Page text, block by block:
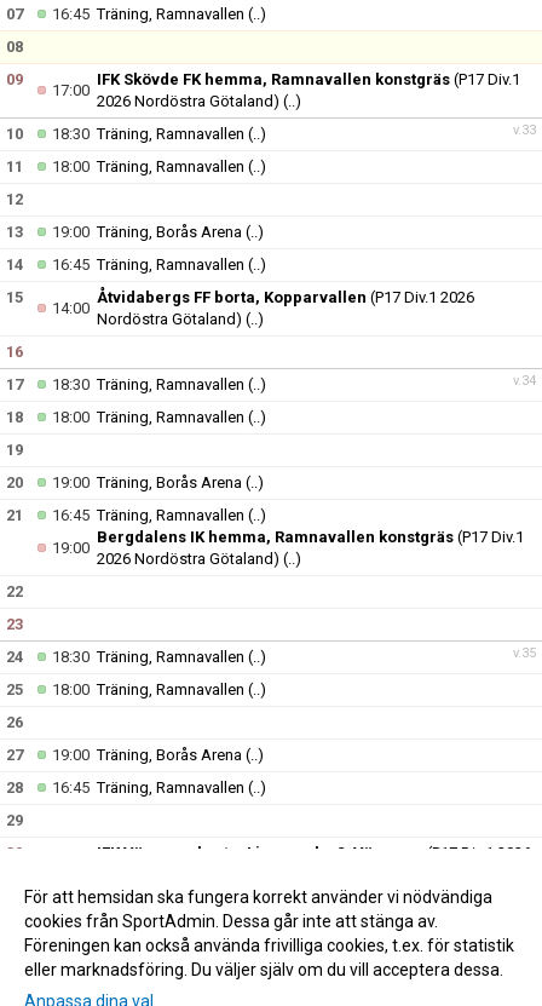
07
16:45Träning, Ramnavallen (..)
08
09
17:00
IFK Skövde FK hemma, Ramnavallen konstgräs (P17 Div.1
2026 Nordöstra Götaland) (..)
v.33
10 18:30Träning, Ramnavallen (..)
11
18:00Träning, Ramnavallen (..)
12
13
19:00Träning, Borås Arena (..)
14
16:45Träning, Ramnavallen (..)
15
14:00
Åtvidabergs FF borta, Kopparvallen (P17 Div.1 2026
Nordöstra Götaland) (..)
16
v.34
17 18:30Träning, Ramnavallen (..)
18
18:00Träning, Ramnavallen (..)
19
20
19:00Träning, Borås Arena (..)
21
16:45Träning, Ramnavallen (..)
19:00
Bergdalens IK hemma, Ramnavallen konstgräs (P17 Div.1
2026 Nordöstra Götaland) (..)
22
23
v.35
24 18:30Träning, Ramnavallen (..)
25
18:00Träning, Ramnavallen (..)
26
27
19:00Träning, Borås Arena (..)
28
16:45Träning, Ramnavallen (..)
29
30
IFK Värnamo borta, Ljusseveka 2, Värnamo
(P17 Div.1 2026
18:30Träning, Ramnavallen (..)
För att hemsidan ska fungera korrekt använder vi nödvändiga
cookies från SportAdmin. Dessa går inte att stänga av.
Föreningen kan också använda frivilliga cookies, t.ex. för statistik
eller marknadsföring. Du väljer själv om du vill acceptera dessa.
Anpassa dina val